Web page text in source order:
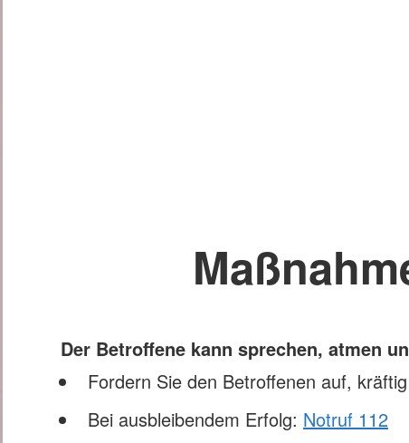
Der Betroffene kann sprechen, atmen
Fordern Sie den Betroffenen auf,
Bei ausbleibendem Erfolg: Notruf 112